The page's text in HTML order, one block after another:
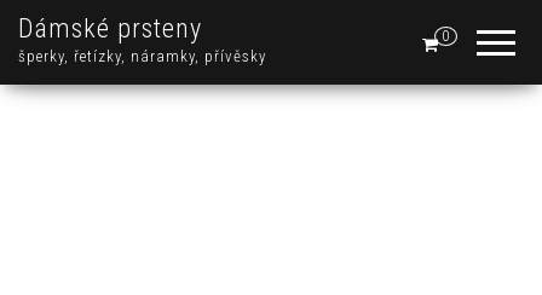
Dámské prsteny
šperky, řetízky, náramky, přívěsky
0